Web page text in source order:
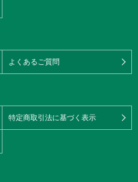
よくあるご質問
特定商取引法に基づく表示